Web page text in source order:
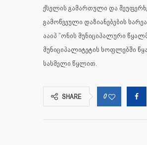
ქსელის გამართული და
გამოწვეული დაზიანებების
ააიპ “ონის მუნიციპალური
მუნიციპალიტეტის სოფლებში
სასმელი წყლით.
SHARE 0